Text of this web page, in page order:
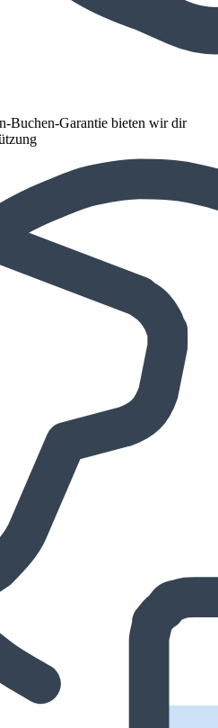
Buchen-Garantie bieten wir dir